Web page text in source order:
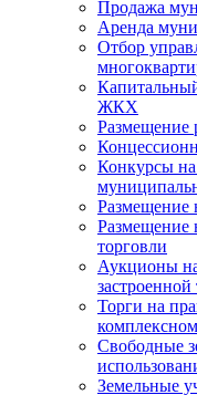
Продажа
Аренда
Отбор
ЖКХ
Размещение
Конкурсы на
Размещение
Размещение
торговли
Аукционы
Торги на
Свободные
Земельные